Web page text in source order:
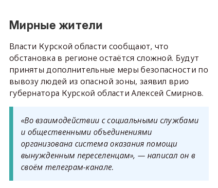
Мирные жители
Власти Курской области сообщают, что
обстановка в регионе остаётся сложной. Будут
приняты дополнительные меры безопасности по
вывозу людей из опасной зоны, заявил врио
губернатора Курской области Алексей Смирнов.
«Во взаимодействии с социальными службами
и общественными объединениями
организована система оказания помощи
вынужденным переселенцам», — написал он в
своём телеграм-канале.